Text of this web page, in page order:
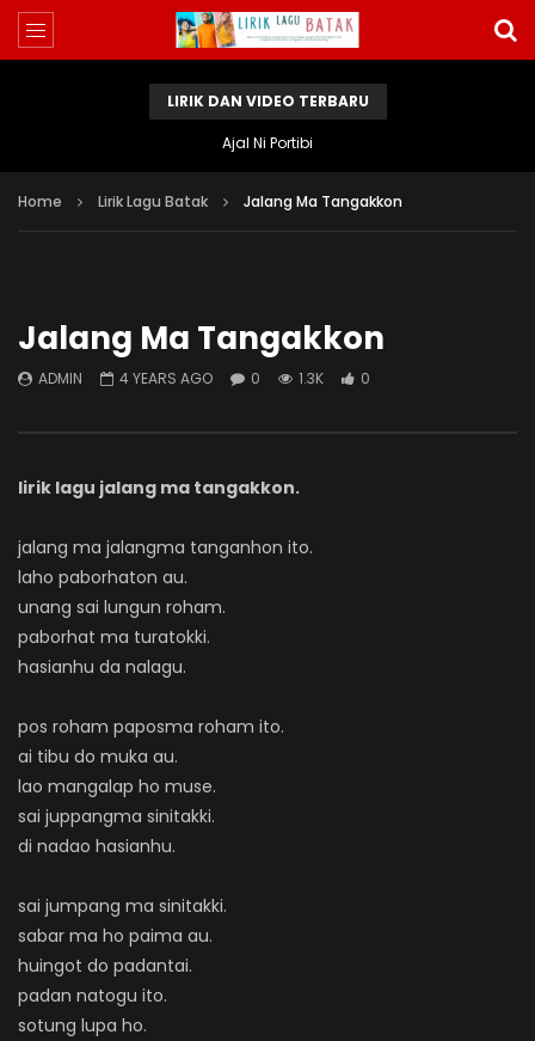
LIRIK DAN VIDEO TERBARU
Ajal Ni Portibi
Home Lirik Lagu Batak Jalang Ma Tangakkon
Jalang Ma Tangakkon
ADMIN 4 YEARS AGO 0 1.3K 0
lirik lagu jalang ma tangakkon.
jalang ma jalangma tanganhon ito.
laho paborhaton au.
unang sai lungun roham.
paborhat ma turatokki.
hasianhu da nalagu.
pos roham paposma roham ito.
ai tibu do muka au.
lao mangalap ho muse.
sai juppangma sinitakki.
di nadao hasianhu.
sai jumpang ma sinitakki.
sabar ma ho paima au.
huingot do padantai.
padan natogu ito.
sotung lupa ho.